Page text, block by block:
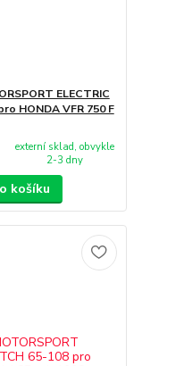
ELECTRIC
HONDA VFR 750 F
externí sklad, obvykle
2-3 dny
košíku